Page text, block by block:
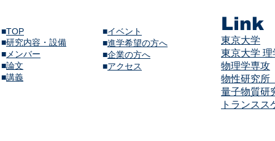
■TOP
■研究内容・設備
■ メンバー
​■論文
​■講義​
■イベント
​■進学希望の方へ
■企業の方へ
​■アクセス
Link
東京大学
東京大学
物理学専攻
物性研究所
量子物質研
トランス